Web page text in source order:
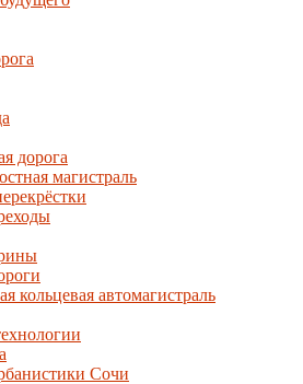
дорога
магистраль
кольцевая автомагистраль
Сочи